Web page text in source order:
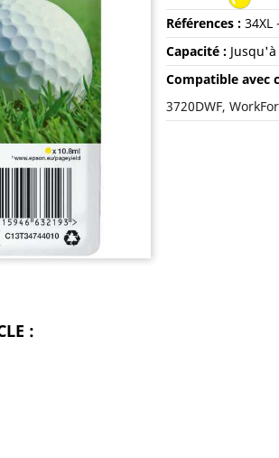
Références : 34XL
Capacité : Jusqu'à
Compatible avec
3720DWF,
: